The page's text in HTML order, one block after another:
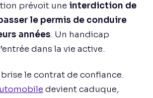
prévoit une interdiction de
le permis de conduire
années. Un handicap
dans la vie active.
le contrat de confiance.
devient caduque,